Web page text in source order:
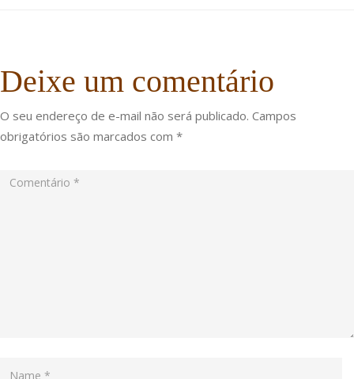
Deixe um comentário
O seu endereço de e-mail não será publicado. Campos
obrigatórios são marcados com *